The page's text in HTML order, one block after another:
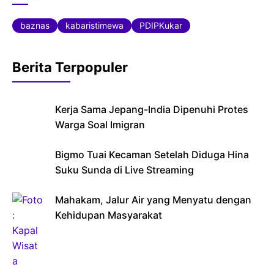
b
o
k
A
p
baznas kabaristimewa PDIPKukar
Berita Terpopuler
Kerja Sama Jepang-India Dipenuhi Protes
Warga Soal Imigran
Bigmo Tuai Kecaman Setelah Diduga Hina
Suku Sunda di Live Streaming
Mahakam, Jalur Air yang Menyatu dengan
Kehidupan Masyarakat